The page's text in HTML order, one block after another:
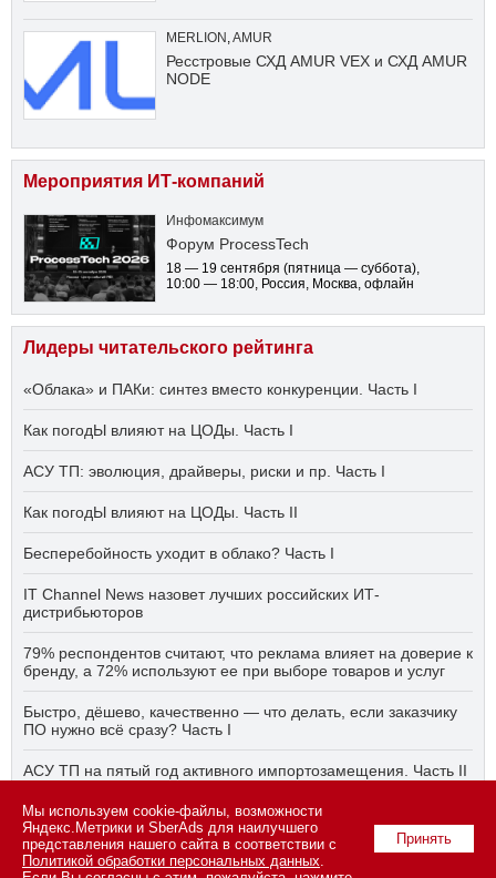
MERLION ,AMUR
Ресстровые СХД AMUR VEX и СХД AMUR
NODE
Мероприятия ИТ-компаний
Инфомаксимум
Форум ProcessTech
18 — 19 сентября (пятница — суббота),
10:00 — 18:00, Россия, Москва, офлайн
Лидеры читательского рейтинга
«Облака» и ПАКи: синтез вместо конкуренции. Часть I
Как погодЫ влияют на ЦОДы. Часть I
АСУ ТП: эволюция, драйверы, риски и пр. Часть I
Как погодЫ влияют на ЦОДы. Часть II
Бесперебойность уходит в облако? Часть I
IT Channel News назовет лучших российских ИТ-
дистрибьюторов
79% респондентов считают, что реклама влияет на доверие к
бренду, а 72% используют ее при выборе товаров и услуг
Быстро, дёшево, качественно — что делать, если заказчику
ПО нужно всё сразу? Часть I
АСУ ТП на пятый год активного импортозамещения. Часть II
Бесперебойность уходит в облако? Часть II
Принять
Мы используем cookie-файлы, возможности
Яндекс.Метрики и SberAds для наилучшего
представления нашего сайта в соответствии с
Политикой обработки персональных данных.